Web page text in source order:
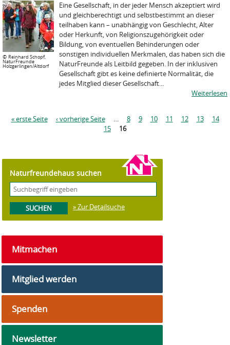
© Reinhard Schopf,
NaturFreunde
Holzgerlingen/Altdorf
Eine Gesellschaft, in der jeder Mensch akzeptiert wird
und gleichberechtigt und selbstbestimmt an dieser
teilhaben kann – unabhängig von Geschlecht, Alter
oder Herkunft, von Religionszugehörigkeit oder
Bildung, von eventuellen Behinderungen oder
sonstigen individuellen Merkmalen, das haben sich die
NaturFreunde als Leitbild gegeben. In der inklusiven
Gesellschaft gibt es keine definierte Normalität, die
jedes Mitglied dieser Gesellschaft...
Weiterlesen
e
« erste Seite ‹ vorherige Seite … 8 9 10 11 12 13
14
15
16
Naturfreundehaus suchen
» Zur Detailsuche
Mitmachen
Mitglied werden
Spenden
Newsletter